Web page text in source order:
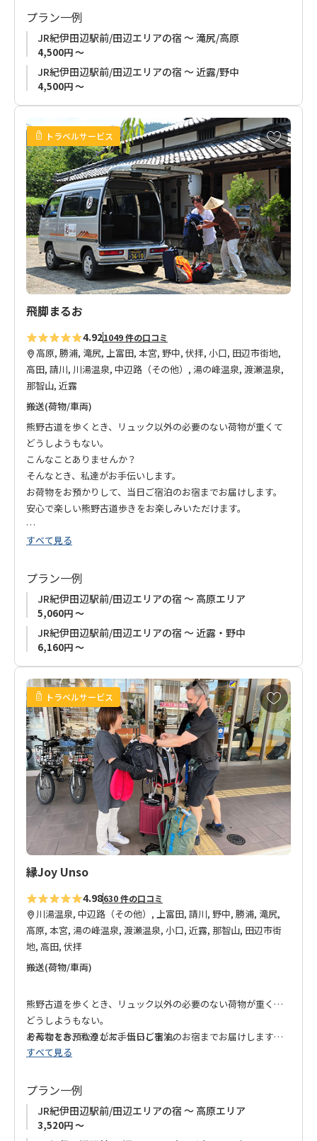
プラン一例
JR紀伊田辺駅前/田辺エリアの宿 ～ 滝尻/高原
4,500円 ～
JR紀伊田辺駅前/田辺エリアの宿 ～ 近露/野中
4,500円 ～
トラベルサービス
お
気
に
入
り
に
追
加
飛脚まるお
4.921049 件の口コミ
高原, 勝浦, 滝尻, 上富田, 本宮, 野中, 伏拝, 小口, 田辺市街地,
高田, 請川, 川湯温泉, 中辺路（その他）, 湯の峰温泉, 渡瀬温泉,
那智山, 近露
搬送(荷物/車両)
熊野古道を歩くとき、リュック以外の必要のない荷物が重くて
どうしようもない。
こんなことありませんか？
そんなとき、私達がお手伝いします。
お荷物をお預かりして、当日ご宿泊のお宿までお届けします。
安心で楽しい熊野古道歩きをお楽しみいただけます。
■ご注意とお願い
他のお客様のお荷物との誤配防止のため、搬送期間中はタグを
外さないようご協力をお願いいたします。
すべて見る
プラン一例
JR紀伊田辺駅前/田辺エリアの宿 ～ 高原エリア
5,060円 ～
JR紀伊田辺駅前/田辺エリアの宿 ～ 近露・野中
6,160円 ～
トラベルサービス
お
気
に
入
り
に
加
縁Joy Unso
4.98630 件の口コミ
川湯温泉, 中辺路（その他）, 上富田, 請川, 野中, 勝浦, 滝尻,
高原, 本宮, 湯の峰温泉, 渡瀬温泉, 小口, 近露, 那智山, 田辺市街
地, 高田, 伏拝
搬送(荷物/車両)
熊野古道を歩くとき、リュック以外の必要のない荷物が重くて
どうしようもない。
そんなとき、私達がお手伝いします。
お荷物をお預かりして、当日ご宿泊のお宿までお届けしますの
で、安心で楽しい熊野古道歩きをお楽しみいただけます。
お荷物1個から格安な料金でお受けいたします。
お気軽にお申し込みください。
◆お知らせ◆
すべて見る
プラン一例
JR紀伊田辺駅前/田辺エリアの宿 ～ 高原エリア
3,520円 ～